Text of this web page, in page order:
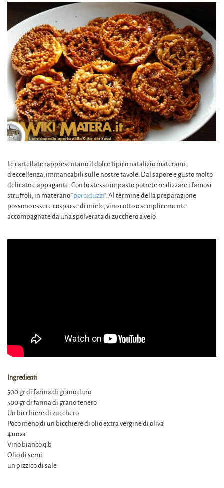
Le cartellate rappresentano il dolce tipico natalizio materano
d’eccellenza, immancabili sulle nostre tavole. Dal sapore e gusto molto
delicato e appagante. Con lo stesso impasto potrete realizzare i famosi
struffoli, in materano “porciduzzi“. Al termine della preparazione
possono essere cosparse di miele, vino cotto o semplicemente
accompagnate da una spolverata di zucchero a velo.
Ingredienti
500 gr di farina di grano duro
500 gr di farina di grano tenero
Un bicchiere di zucchero
Poco meno di un bicchiere di olio extra vergine di oliva
4 uova
Vino bianco q.b
Olio di semi
un pizzico di sale